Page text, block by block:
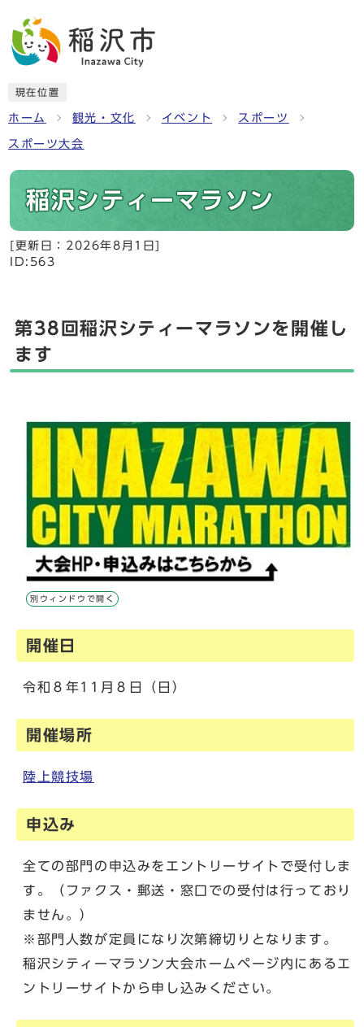
現在位置
ホーム 観光・文化 イベント スポーツ
スポーツ大会
稲沢シティーマラソン
[更新日： 2026年8月1日
ID:563
第38回稲沢シティーマラソンを開催し
ます
別ウィンドウで開く
開催日
令和８年11月８日（日）
開催場所
陸上競技場
申込み
全ての部門の申込みをエントリーサイトで受付しま
す。（ファクス・郵送・窓口での受付は行っており
ません。）
※部門人数が定員になり次第締切りとなります。
稲沢シティーマラソン大会ホームページ内にあるエ
ントリーサイトから申し込みください。